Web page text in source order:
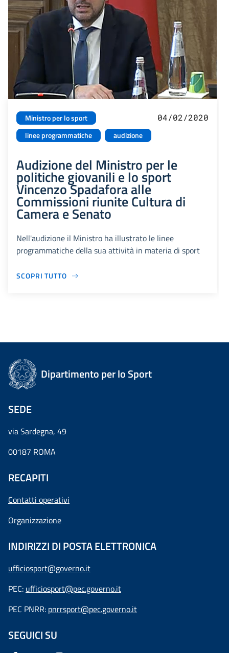
Ministro per lo sport
linee programmatiche
audizione
04/02/2020
Audizione del Ministro per le
politiche giovanili e lo sport
Vincenzo Spadafora alle
Commissioni riunite Cultura di
Camera e Senato
Nell'audizione il Ministro ha illustrato le linee
programmatiche della sua attività in materia di sport
SCOPRI TUTTO
Dipartimento per lo Sport
SEDE
via Sardegna, 49
00187 ROMA
RECAPITI
Contatti operativi
Organizzazione
INDIRIZZI DI POSTA ELETTRONICA
ufficiosport@governo.it
PEC: ufficiosport@pec.governo.it
PEC PNRR: pnrrsport@pec.governo.it
SEGUICI SU